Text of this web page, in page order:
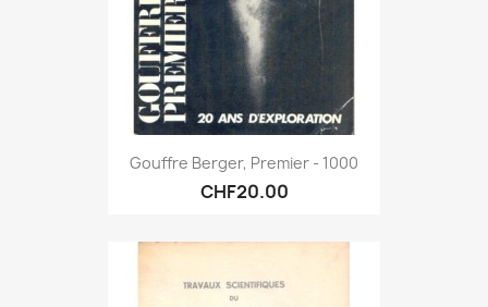
Gouffre Berger, Premier - 1000
CHF20.00